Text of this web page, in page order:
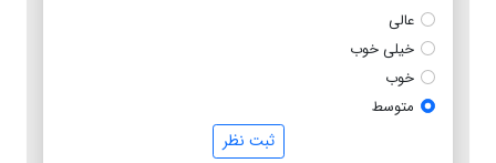
عالی
خیلی خوب
خوب
متوسط
ثبت نظر